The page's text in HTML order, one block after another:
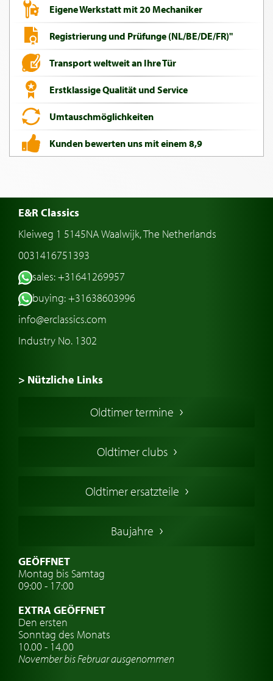
Eigene Werkstatt mit 20 Mechaniker
Registrierung und Prüfunge (NL/BE/DE/FR)"
Transport weltweit an Ihre Tür
Erstklassige Qualität und Service
Umtauschmöglichkeiten
Kunden bewerten uns mit einem 8,9
E&R Classics
Kleiweg 1 5145NA Waalwijk, The Netherlands
0031416751393
sales: +31641269957
buying: +31638603996
info@erclassics.com
Industry No. 1302
> Nützliche Links
Oldtimers in Europa
Englische Oldtimer
Deutsche Oldtimer
Schwedische Oldtimer
Oldtimer mit h-kennzeichen
Auto Oldtimer Markt
Oldtimer-Versicherung
Oldtimer-Clubs
Oldtimer-Reisen
Oldtimer termine
Oldtimer clubs
Oldtimer ersatzteile
Baujahre
GEÖFFNET
Montag bis Samtag
09:00 - 17:00
EXTRA GEÖFFNET
Den ersten
Sonntag des Monats
10.00 - 14.00
November bis Februar ausgenommen